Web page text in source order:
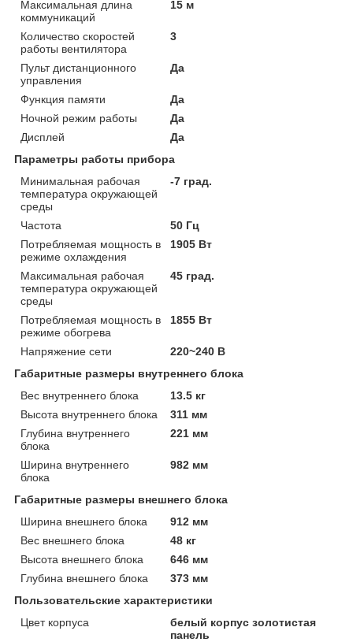
Максимальная длина
коммуникаций
15 м
Количество скоростей
работы вентилятора
3
Пульт дистанционного
управления
Да
Функция памяти
Да
Ночной режим работы
Да
Дисплей
Да
Параметры работы прибора
Минимальная рабочая
температура окружающей
среды
-7 град.
Частота
50 Гц
Потребляемая мощность в
режиме охлаждения
1905 Вт
Максимальная рабочая
температура окружающей
среды
45 град.
Потребляемая мощность в
режиме обогрева
1855 Вт
Напряжение сети
220~240 В
Габаритные размеры внутреннего блока
Вес внутреннего блока
13.5 кг
Высота внутреннего блока
311 мм
Глубина внутреннего
блока
221 мм
Ширина внутреннего
блока
982 мм
Габаритные размеры внешнего блока
Ширина внешнего блока
912 мм
Вес внешнего блока
48 кг
Высота внешнего блока
646 мм
Глубина внешнего блока
373 мм
Пользовательские характеристики
Цвет корпуса
белый корпус золотистая
панель